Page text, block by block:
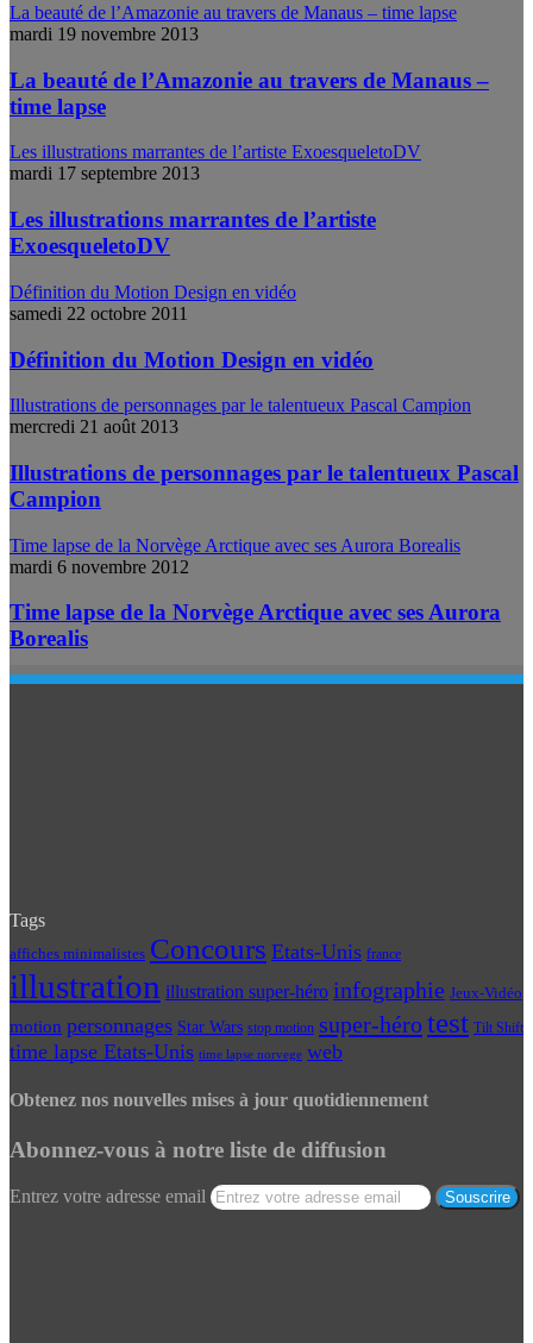
La beauté de l’Amazonie au travers de Manaus – time lapse
mardi 19 novembre 2013
La beauté de l’Amazonie au travers de Manaus –
time lapse
Les illustrations marrantes de l’artiste ExoesqueletoDV
mardi 17 septembre 2013
Les illustrations marrantes de l’artiste
ExoesqueletoDV
Définition du Motion Design en vidéo
samedi 22 octobre 2011
Définition du Motion Design en vidéo
Illustrations de personnages par le talentueux Pascal Campion
mercredi 21 août 2013
Illustrations de personnages par le talentueux Pascal
Campion
Time lapse de la Norvège Arctique avec ses Aurora Borealis
mardi 6 novembre 2012
Time lapse de la Norvège Arctique avec ses Aurora
Borealis
Tags
affiches minimalistes Concours Etats-Unis france
illustration illustration super-héro infographie Jeux-Vidéo
motion personnages Star Wars stop motion super-hérotest Tilt Shift
time lapse Etats-Unis time lapse norvege web
Obtenez nos nouvelles mises à jour quotidiennement
Abonnez-vous à notre liste de diffusion
Entrez votre adresse email